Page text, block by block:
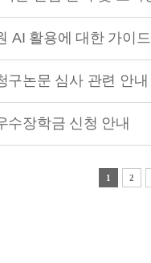
AI 활용에 대한 가이
구논문 심사 관련 안내
수장학금 신청 안내
1 2